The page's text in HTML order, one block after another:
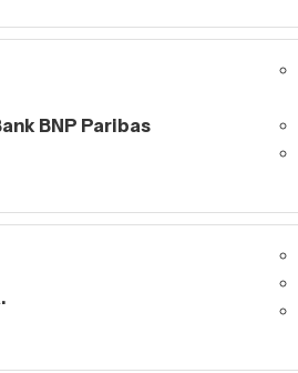
BNP Paribas